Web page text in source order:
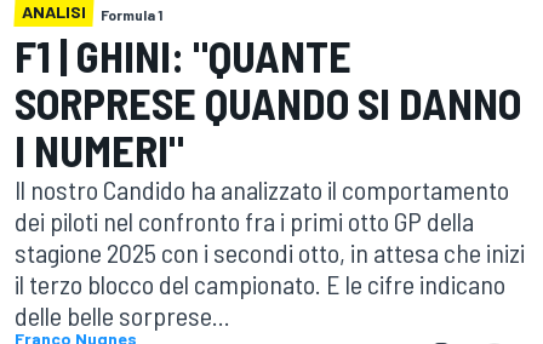
ANALISI Formula 1
F1 | GHINI: "QUANTE
SORPRESE QUANDO SI DANNO
I NUMERI"
Il nostro Candido ha analizzato il comportamento
dei piloti nel confronto fra i primi otto GP della
stagione 2025 con i secondi otto, in attesa che inizi
il terzo blocco del campionato. E le cifre indicano
delle belle sorprese...
Franco Nugnes